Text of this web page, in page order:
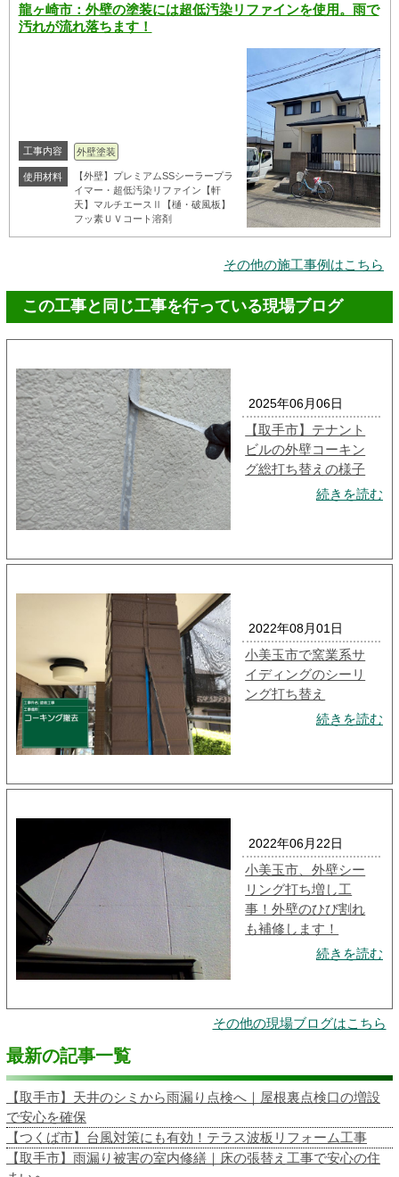
龍ヶ崎市：外壁の塗装には超低汚染リファインを使用。雨で
汚れが流れ落ちます！
工事内容 外壁塗装
使用材料
【外壁】プレミアムSSシーラープラ
イマー・超低汚染リファイン【軒
天】マルチエースⅡ【樋・破風板】
フッ素ＵＶコート溶剤
その他の施工事例はこちら
この工事と同じ工事を行っている現場ブログ
2025年06月06日
【取手市】テナント
ビルの外壁コーキン
グ総打ち替えの様子
続きを読む
2022年08月01日
小美玉市で窯業系サ
イディングのシーリ
ング打ち替え
続きを読む
2022年06月22日
小美玉市、外壁シー
リング打ち増し工
事！外壁のひび割れ
も補修します！
続きを読む
その他の現場ブログはこちら
最新の記事一覧
【取手市】天井のシミから雨漏り点検へ｜屋根裏点検口の増設
で安心を確保
【つくば市】台風対策にも有効！テラス波板リフォーム工事
【取手市】雨漏り被害の室内修繕｜床の張替え工事で安心の住